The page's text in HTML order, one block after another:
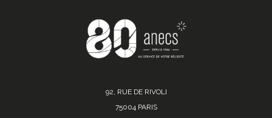
92, RUE DE RIVOLI
75004 PARIS